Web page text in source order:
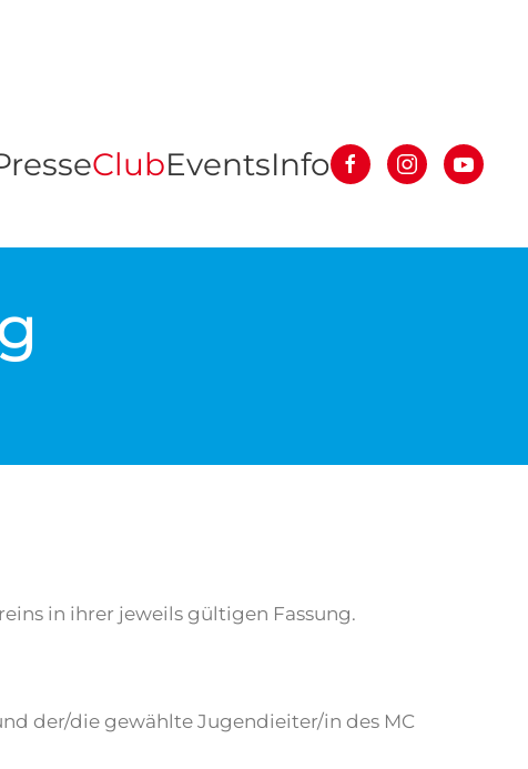
ClubEventsInfo
in ihrer jeweils gültigen Fassung.
der/die gewählte Jugendieiter/in des MC